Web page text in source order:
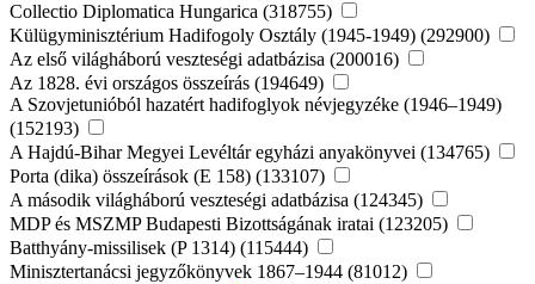
Collectio Diplomatica Hungarica (318755)
Külügyminisztérium Hadifogoly Osztály (1945-1949) (292900)
Az első világháború veszteségi adatbázisa (200016)
Az 1828. évi országos összeírás (194649)
A Szovjetunióból hazatért hadifoglyok névjegyzéke (1946–1949)
(152193)
A Hajdú-Bihar Megyei Levéltár egyházi anyakönyvei (134765)
Porta (dika) összeírások (E 158) (133107)
A második világháború veszteségi adatbázisa (124345)
MDP és MSZMP Budapesti Bizottságának iratai (123205)
Batthyány-missilisek (P 1314) (115444)
Minisztertanácsi jegyzőkönyvek 1867–1944 (81012)